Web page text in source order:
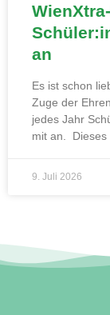
an
Es ist schon
Zuge der
jedes Jahr
mit an. Dieses
9. Juli 2026